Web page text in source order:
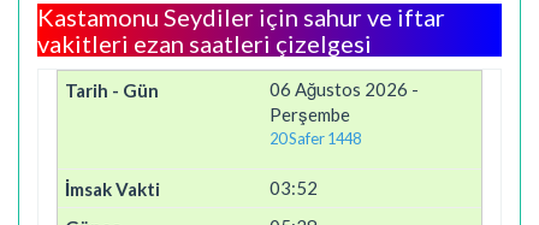
Kastamonu Seydiler için sahur ve iftar
vakitleri ezan saatleri çizelgesi
06 Ağustos 2026 -
Perşembe
20 Safer 1448
03:52